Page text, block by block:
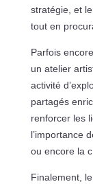
stratégie, et
tout en
Parfois
un atelier
activité
partagés
renforcer les
l’importance
ou encore la
Finalement,